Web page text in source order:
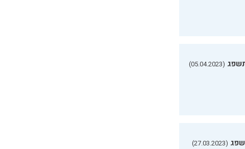
(05.04.2023)
(27.03.2023)